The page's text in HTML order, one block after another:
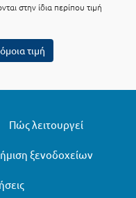
στην ίδια περίπου τιμή
τιμή
Πώς λειτουργεί
ξενοδοχείων